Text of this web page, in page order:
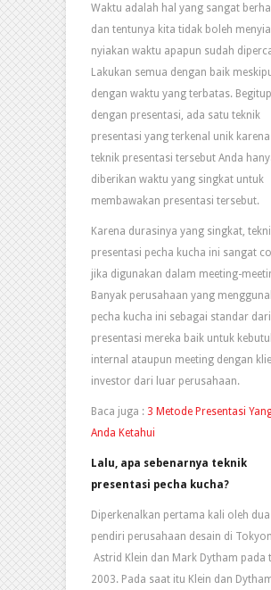
Waktu adalah hal yang sangat
dan tentunya kita tidak boleh
nyiakan waktu apapun sudah
Lakukan semua dengan baik
dengan waktu yang terbatas.
dengan presentasi, ada satu teknik
presentasi yang terkenal unik
teknik presentasi tersebut Anda
diberikan waktu yang singkat untuk
membawakan presentasi tersebut.
Karena durasinya yang singkat,
presentasi pecha kucha ini sangat
jika digunakan dalam meeting-
Banyak perusahaan yang
pecha kucha ini sebagai standar dari
presentasi mereka baik untuk
internal ataupun meeting dengan
investor dari luar perusahaan.
Baca juga : 3 Metode Presentasi
Anda Ketahui
Lalu, apa sebenarnya teknik
presentasi pecha kucha?
Diperkenalkan pertama kali oleh
pendiri perusahaan desain di
Astrid Klein dan Mark Dytham pada
2003. Pada saat itu Klein dan